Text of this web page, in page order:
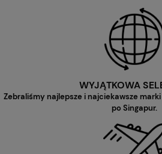
WYJĄTKOWA
Zebraliśmy najlepsze i najciekawsze
po Singapur.